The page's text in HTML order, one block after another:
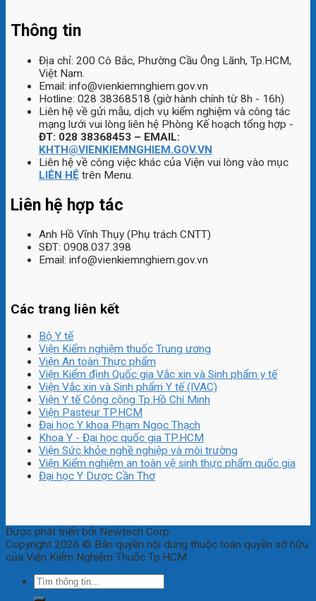
Thông tin
Địa chỉ: 200 Cô Bắc, Phường Cầu Ông Lãnh, Tp.HCM,
Việt Nam.
Email: info@vienkiemnghiem.gov.vn
Hotline: 028 38368518 (giờ hành chính từ 8h - 16h)
Liên hệ về gửi mẫu, dịch vụ kiểm nghiệm và công tác
mạng lưới vui lòng liên hệ Phòng Kế hoạch tổng hợp -
ĐT: 028 38368453 – EMAIL:
KHTH@VIENKIEMNGHIEM.GOV.VN
Liên hệ về công việc khác của Viện vui lòng vào mục
LIÊN HỆ trên Menu.
Liên hệ hợp tác
Anh Hồ Vĩnh Thụy (Phụ trách CNTT)
SĐT: 0908.037.398
Email: info@vienkiemnghiem.gov.vn
Các trang liên kết
Bộ Y tế
Viện Kiểm nghiệm thuốc Trung ương
Viện An toàn Thực phẩm
Viện Kiểm định Quốc gia Vắc xin và Sinh phẩm y tế
Viện Vắc xin và Sinh phẩm Y tế (IVAC)
Viện Y tế Công cộng Tp.Hồ Chí Minh
Viện Pasteur TP.HCM
Đại học Y khoa Phạm Ngọc Thạch
Khoa Y - Đại học quốc gia TP.HCM
Viện Sức khỏe nghề nghiệp và môi trường
Viện Kiểm nghiệm an toàn vệ sinh thực phẩm quốc gia
Đại học Y Dược Cần Thơ
Được phát triển bởi Newtech Corp
Copyright 2026 © Bản quyền nội dung thuộc toàn quyền sở hữu
của Viện Kiểm Nghiệm Thuốc Tp.HCM